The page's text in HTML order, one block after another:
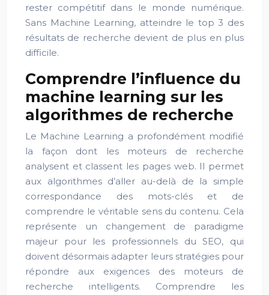
rester compétitif dans le monde numérique.
Sans Machine Learning, atteindre le top 3 des
résultats de recherche devient de plus en plus
difficile.
Comprendre l’influence du
machine learning sur les
algorithmes de recherche
Le Machine Learning a profondément modifié
la façon dont les moteurs de recherche
analysent et classent les pages web. Il permet
aux algorithmes d’aller au-delà de la simple
correspondance des mots-clés et de
comprendre le véritable sens du contenu. Cela
représente un changement de paradigme
majeur pour les professionnels du SEO, qui
doivent désormais adapter leurs stratégies pour
répondre aux exigences des moteurs de
recherche intelligents. Comprendre les